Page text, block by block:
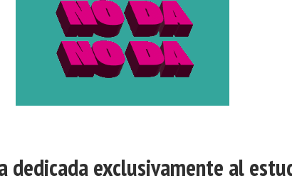
dedicada exclusivamente al